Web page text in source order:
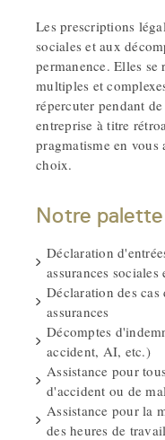
Les prescriptions
sociales et aux
permanence. Elles
multiples et
répercuter pendant
entreprise à titre
pragmatisme en vous
choix.
Notre
Déclaration
assurances sociales
Déclaration des cas
assurances
Décomptes
accident, AI, etc.)
Assistance pour
d'accident ou de
Assistance pour la
des heures de